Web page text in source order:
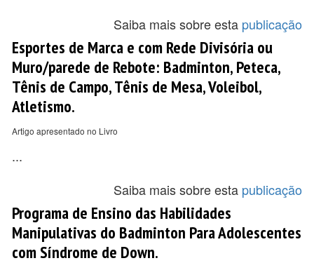
Saiba mais sobre esta publicação
Esportes de Marca e com Rede Divisória ou
Muro/parede de Rebote: Badminton, Peteca,
Tênis de Campo, Tênis de Mesa, Voleibol,
Atletismo.
Artigo apresentado no Livro
...
Saiba mais sobre esta publicação
Programa de Ensino das Habilidades
Manipulativas do Badminton Para Adolescentes
com Síndrome de Down.